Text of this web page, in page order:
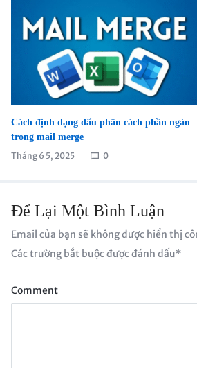
Cách định dạng dấu phân cách phần ngàn
trong mail merge
Tháng 6 5, 2025
0
Để Lại Một Bình Luận
Email của bạn sẽ không được hiển thị
Các trường bắt buộc được đánh dấu*
Comment